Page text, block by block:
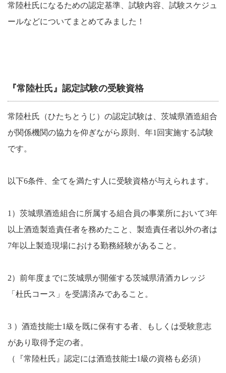
常陸杜氏になるための認定基準、試験内容、試験スケジュ
ールなどについてまとめてみました！
『常陸杜氏』認定試験の受験資格
常陸杜氏（ひたちとうじ）の認定試験は、茨城県酒造組合
が関係機関の協力を仰ぎながら原則、年1回実施する試験
です。
以下6条件、全てを満たす人に受験資格が与えられます。
1）茨城県酒造組合に所属する組合員の事業所において3年
以上酒造製造責任者を務めたこと、製造責任者以外の者は
7年以上製造現場における勤務経験があること。
2）前年度までに茨城県が開催する茨城県清酒カレッジ
「杜氏コース」を受講済みであること。
3 ）酒造技能士1級を既に保有する者、もしくは受験意志
があり取得予定の者。
（『常陸杜氏』認定には酒造技能士1級の資格も必須）